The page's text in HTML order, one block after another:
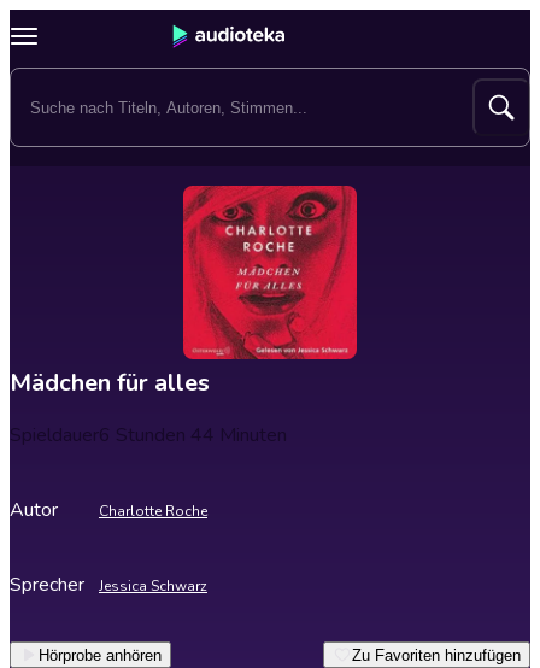
Mädchen für alles
Spieldauer6 Stunden 44 Minuten
Autor Charlotte Roche
Sprecher Jessica Schwarz
Hörprobe anhören Zu Favoriten hinzufügen